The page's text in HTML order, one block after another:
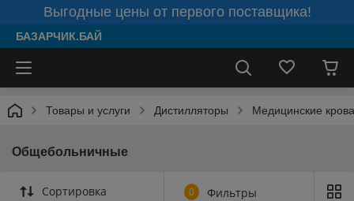
Выгодные цены от первого поставщика!
БАЗАРЧИК.БАЙ
Товары и услуги Дистилляторы Медицинские
Общебольничные
Сортировка 0 Фильтры